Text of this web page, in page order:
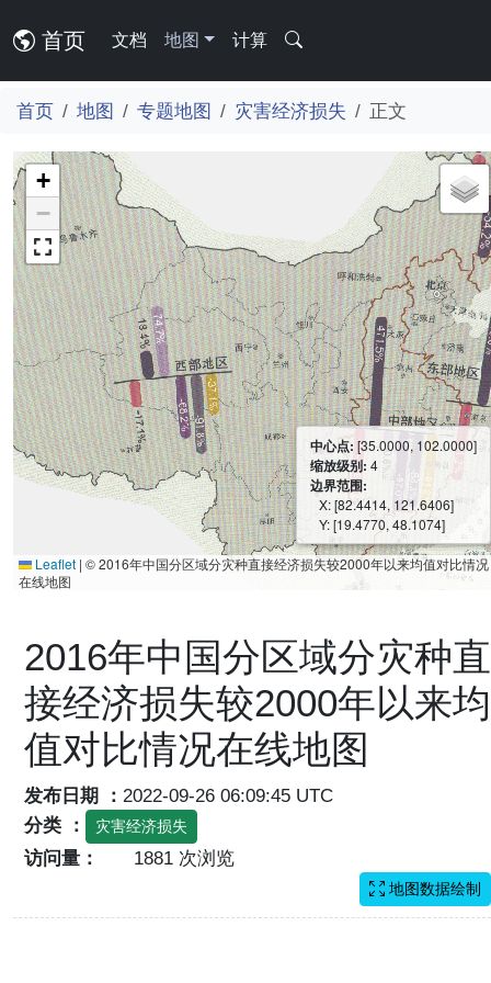
首页 文档 地图 计算
首页 地图 专题地图 灾害经济损失 正文
+
−
中心点: [35.0000, 102.0000]
缩放级别: 4
边界范围:
X: [82.4414, 121.6406]
Y: [19.4770, 48.1074]
Leaflet | © 2016年中国分区域分灾种直接经济损失较2000年以来均值对比情况
在线地图
2016年中国分区域分灾种直
接经济损失较2000年以来均
值对比情况在线地图
发布日期 ： 2022-09-26 06:09:45 UTC
分类 ：
灾害经济损失
访问量： 1881 次浏览
地图数据绘制